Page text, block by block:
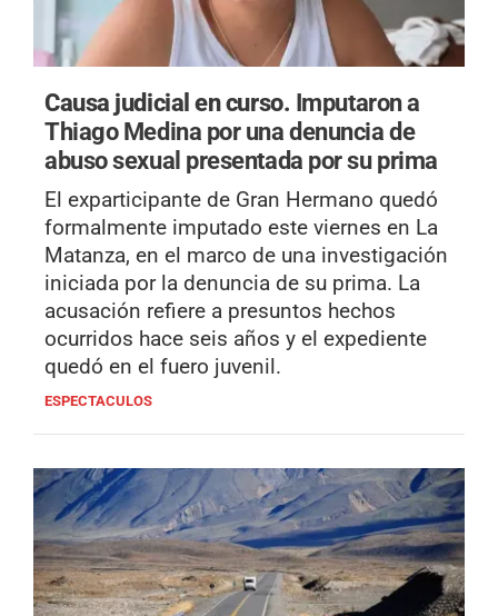
Causa judicial en curso. Imputaron a
Thiago Medina por una denuncia de
abuso sexual presentada por su prima
El exparticipante de Gran Hermano quedó
formalmente imputado este viernes en La
Matanza, en el marco de una investigación
iniciada por la denuncia de su prima. La
acusación refiere a presuntos hechos
ocurridos hace seis años y el expediente
quedó en el fuero juvenil.
ESPECTACULOS